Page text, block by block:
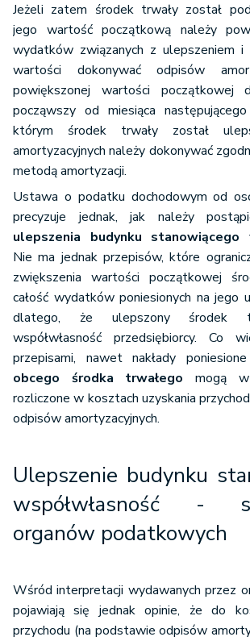
Jeżeli zatem środek trwały został
jego wartość początkową należy
wydatków związanych z ulepszeniem
wartości dokonywać odpisów
powiększonej wartości początkowej
począwszy od miesiąca
którym środek trwały został
amortyzacyjnych należy dokonywać
metodą amortyzacji.
Ustawa o podatku dochodowym od
precyzuje jednak, jak należy
ulepszenia budynku stanowiącego
Nie ma jednak przepisów, które
zwiększenia wartości początkowej
całość wydatków poniesionych na
dlatego, że ulepszony środek
współwłasność przedsiębiorcy. Co
przepisami, nawet nakłady
obcego środka trwałego mogą w
rozliczone w kosztach uzyskania
odpisów amortyzacyjnych.
Ulepszenie budynku
współwłasność -
organów podatkowych
Wśród interpretacji wydawanych przez
pojawiają się jednak opinie, że do
przychodu (na podstawie odpisów